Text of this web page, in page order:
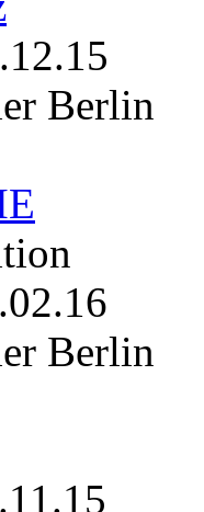
Berlin
Berlin